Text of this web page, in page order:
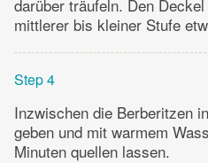
darüber träufeln. Den
mittlerer bis kleiner Stufe
Step 4
Inzwischen die Berberitzen
geben und mit warmem
Minuten quellen lassen.